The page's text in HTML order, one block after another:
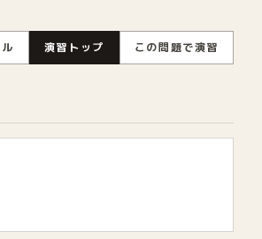
演習トップ この問題で演習